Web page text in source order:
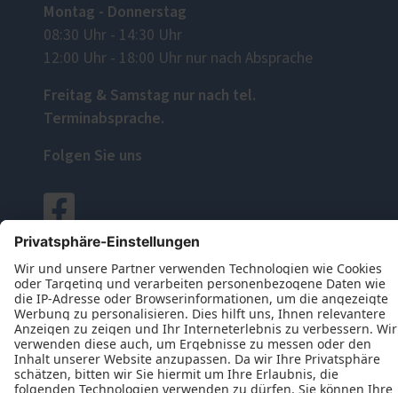
Montag - Donnerstag
08:30 Uhr - 14:30 Uhr
12:00 Uhr - 18:00 Uhr nur nach Absprache
Freitag & Samstag nur nach tel.
Terminabsprache.
Folgen Sie uns
Datenschutz Impressum
Kontakt